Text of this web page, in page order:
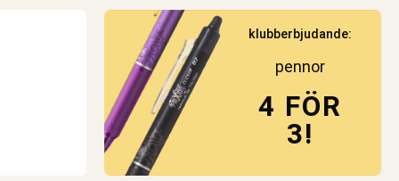
klubberbjudande:
pennor
4 FÖR
3!